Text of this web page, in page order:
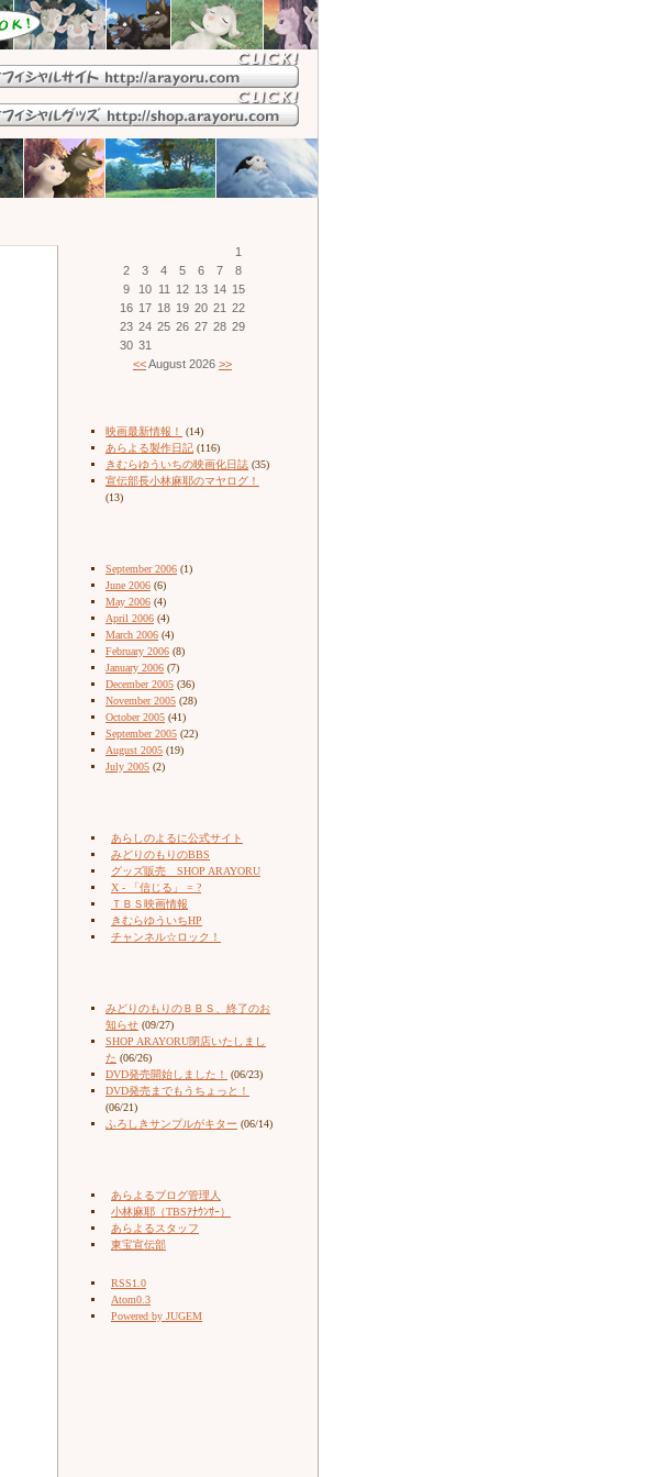
1
2
3 4 5 6 7
8
9
10 11 12 13 14 15
16 17 18 19 20 21 22
23 24 25 26 27 28 29
30 31
<<August 2026 >>
映画最新情報！
(14)
あらよる製作日記 (116)
きむらゆういちの映画化日誌 (35)
宣伝部長小林麻耶のマヤログ！
(13)
September 2006 (1)
June 2006 (6)
May 2006 (4)
April 2006 (4)
March 2006 (4)
February 2006 (8)
January 2006 (7)
December 2005 (36)
November 2005 (28)
October 2005 (41)
September 2005 (22)
August 2005 (19)
July 2005 (2)
あらしのよるに公式サイト
みどりのもりのBBS
グッズ販売 SHOP ARAYORU
X - 「信じる」 = ?
ＴＢＳ映画情報
きむらゆういちHP
チャンネル☆ロック！
みどりのもりのＢＢＳ、終了のお
知らせ (09/27)
SHOP ARAYORU閉店いたしまし
た (06/26)
DVD発売開始しました！
(06/23)
DVD発売までもうちょっと！
(06/21)
ふろしきサンプルがキター (06/14)
あらよるブログ管理人
小林麻耶（TBSｱﾅｳﾝｻｰ）
あらよるスタッフ
東宝宣伝部
RSS1.0
Atom0.3
Powered by JUGEM